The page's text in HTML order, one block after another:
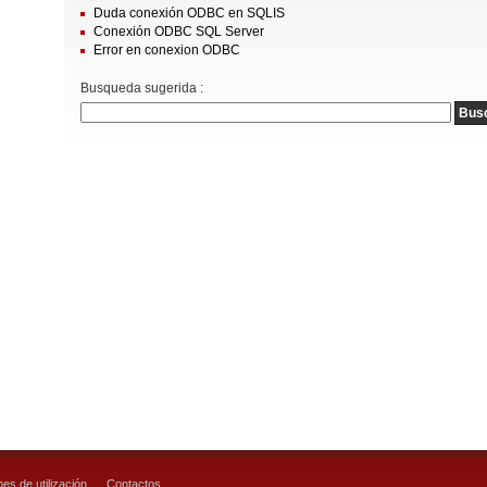
Duda conexión ODBC en SQLIS
Conexión ODBC SQL Server
Error en conexion ODBC
Busqueda sugerida :
de utilización Contactos